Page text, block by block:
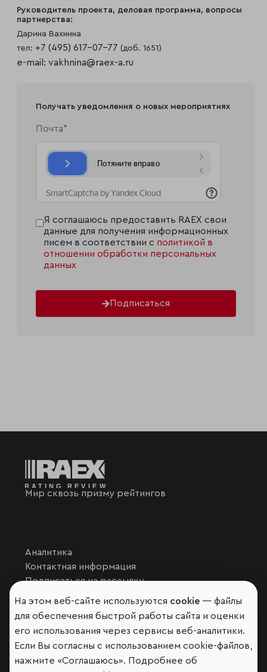
Руководитель проекта, деловая программа, вопросы
партнерства:
Дарина Вахнина
тел: +7 (495) 617-07-77 (доб. 1651)
e-mail: vakhnina@raex-a.ru
Получать уведомления о новых мероприятиях
Я соглашаюсь предоставить RAEX свои
данные для получения информационных
писем в соответствии с политикой в
отношении обработки персональных
данных
Подписаться
Мир сквозь призму рейтингов
Аналитика
Контактная информация
Подписаться на рассылку
Обратная связь
Участники рэнкингов
Мы в социальных сетях и мессенджерах
VK
RAEX Образование –Telegram,Max
На этом веб-сайте используются cookie — файлы
для обеспечения быстрой работы сайта и оценки
его использования через сервисы веб-аналитики.
Если Вы согласны с использованием cookie-файлов,
нажмите «Соглашаюсь». Подробнее об